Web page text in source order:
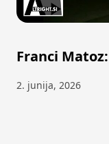
Franci
2. junija, 2026